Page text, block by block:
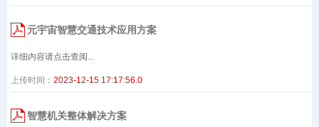
元宇宙智慧交通技术应用方案
详细内容请点击查阅...
上传时间： 2023-12-15 17:17:56.0
智慧机关整体解决方案